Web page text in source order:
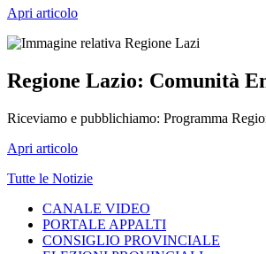
Apri articolo
Regione Lazio: Comunità
Riceviamo e pubblichiamo: Programma
Apri articolo
Tutte le Notizie
CANALE VIDEO
PORTALE APPALTI
CONSIGLIO PROVINCIALE